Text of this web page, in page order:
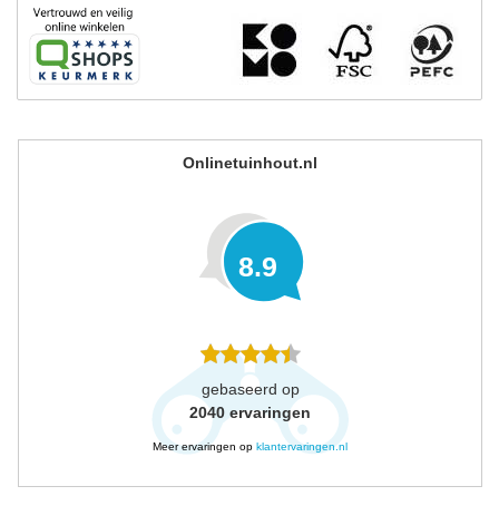
Onlinetuinhout.nl
8.9
gebaseerd op
2040 ervaringen
Meer ervaringen op klantervaringen.nl